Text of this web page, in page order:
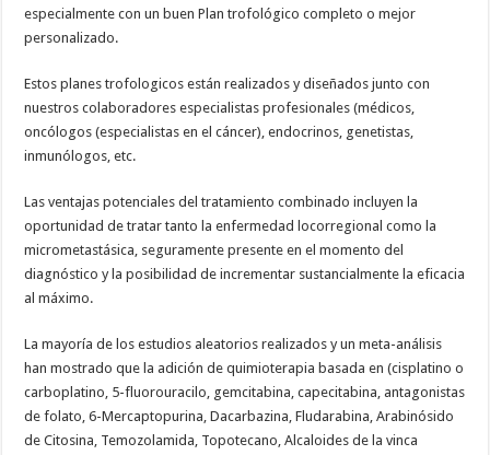
especialmente con un buen Plan trofológico completo o mejor
personalizado.
Estos planes trofologicos están realizados y diseñados junto con
nuestros colaboradores especialistas profesionales (médicos,
oncólogos (especialistas en el cáncer), endocrinos, genetistas,
inmunólogos, etc.
Las ventajas potenciales del tratamiento combinado incluyen la
oportunidad de tratar tanto la enfermedad locorregional como la
micrometastásica, seguramente presente en el momento del
diagnóstico y la posibilidad de incrementar sustancialmente la eficacia
al máximo.
La mayoría de los estudios aleatorios realizados y un meta-análisis
han mostrado que la adición de quimioterapia basada en (cisplatino o
carboplatino, 5-fluorouracilo, gemcitabina, capecitabina, antagonistas
de folato, 6-Mercaptopurina, Dacarbazina, Fludarabina, Arabinósido
de Citosina, Temozolamida, Topotecano, Alcaloides de la vinca